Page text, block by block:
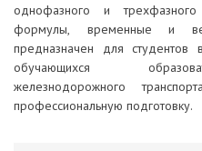
однофазного и
формулы, временные и
предназначен для студентов
обучающихся
железнодорожного
профессиональную подготовку.